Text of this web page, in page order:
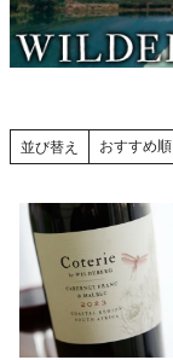
並び替え おすすめ順